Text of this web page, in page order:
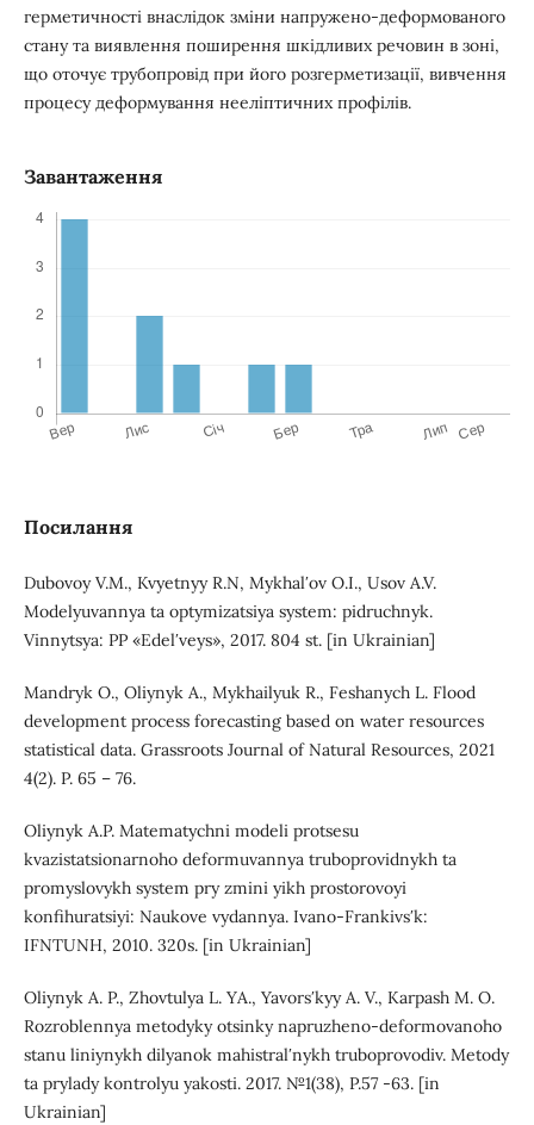
герметичності внаслідок зміни напружено-деформованого
стану та виявлення поширення шкідливих речовин в зоні,
що оточує трубопровід при його розгерметизації, вивчення
процесу деформування нееліптичних профілів.
Завантаження
Посилання
Dubovoy V.M., Kvyetnyy R.N, Mykhalʹov O.I., Usov A.V.
Modelyuvannya ta optymizatsiya system: pidruchnyk.
Vinnytsya: PP «Edelʹveys», 2017. 804 st. [in Ukrainian]
Mandryk O., Oliynyk A., Mykhailyuk R., Feshanych L. Flood
development process forecasting based on water resources
statistical data. Grassroots Journal of Natural Resources, 2021
4(2). P. 65 – 76.
Oliynyk A.P. Matematychni modeli protsesu
kvazistatsionarnoho deformuvannya truboprovidnykh ta
promyslovykh system pry zmini yikh prostorovoyi
konfihuratsiyi: Naukove vydannya. Ivano-Frankivsʹk:
IFNTUNH, 2010. 320s. [in Ukrainian]
Oliynyk A. P., Zhovtulya L. YA., Yavorsʹkyy A. V., Karpash M. O.
Rozroblennya metodyky otsinky napruzheno-deformovanoho
stanu liniynykh dilyanok mahistralʹnykh truboprovodiv. Metody
ta prylady kontrolyu yakosti. 2017. №1(38), P.57 -63. [in
Ukrainian]